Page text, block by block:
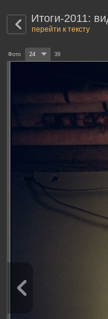
Итоги-2011:
перейти к тексту
Фото 24 39